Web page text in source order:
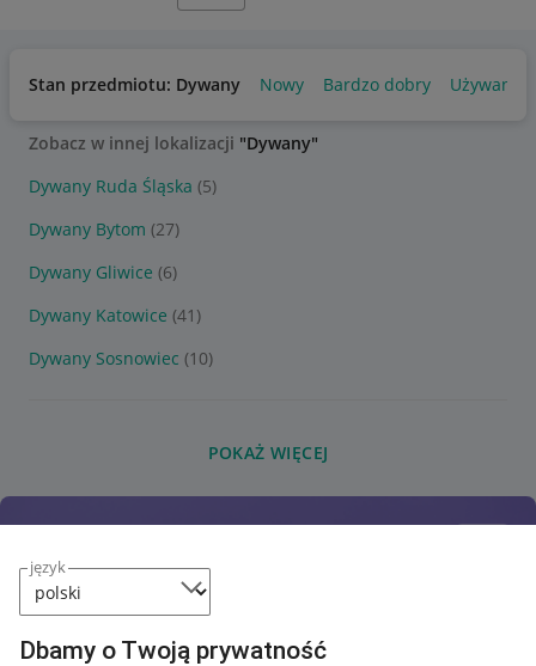
język
Dbamy o Twoją prywatność
Stan przedmiotu: Dywany Nowy Bardzo dobry Używany
Zobacz w innej lokalizacji "Dywany"
Dywany Ruda Śląska (5)
Dywany Bytom (27)
Dywany Gliwice (6)
Dywany Katowice (41)
Dywany Sosnowiec (10)
POKAŻ WIĘCEJ